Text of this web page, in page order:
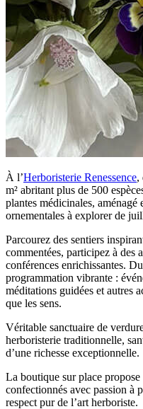
À l’Herboristerie Renessence,
m² abritant plus de 500
plantes médicinales, aménagé
ornementales à explorer de
Parcourez des sentiers
commentées, participez à des
conférences enrichissantes.
programmation vibrante :
méditations guidées et autres
que les sens.
Véritable sanctuaire de
herboristerie traditionnelle,
d’une richesse exceptionnelle.
La boutique sur place
confectionnés avec passion à
respect pur de l’art herboriste.